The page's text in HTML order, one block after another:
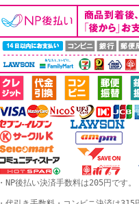
・NP後払い決済手数料は205円です。